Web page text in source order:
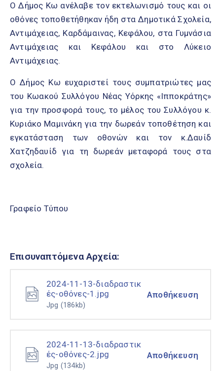
Ο Δήμος Κω ανέλαβε τον εκτελωνισμό τους και οι
οθόνες τοποθετήθηκαν ήδη στα Δημοτικά Σχολεία,
Αντιμάχειας, Καρδάμαινας, Κεφάλου, στα Γυμνάσια
Αντιμάχειας και Κεφάλου και στο Λύκειο
Αντιμάχειας.
Ο Δήμος Κω ευχαριστεί τους συμπατριώτες μας
του Κωακού Συλλόγου Νέας Υόρκης «Ιπποκράτης»
για την προσφορά τους, το μέλος του Συλλόγου κ.
Κυριάκο Μαμινάκη για την δωρεάν τοποθέτηση και
εγκατάσταση των οθονών και τον κ.Δαυίδ
Χατζηδαυίδ για τη δωρεάν μεταφορά τους στα
σχολεία.
Γραφείο Τύπου
Επισυναπτόμενα Αρχεία:
2024-11-13-διαδραστικ
ές-οθόνες-1.jpg
Jpg (186kb)
Αποθήκευση
2024-11-13-διαδραστικ
ές-οθόνες-2.jpg
Jpg (134kb)
Αποθήκευση